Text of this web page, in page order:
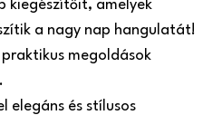
kiegészítőit, amelyek
a nagy nap hangulatát!
praktikus megoldások
elegáns és stílusos